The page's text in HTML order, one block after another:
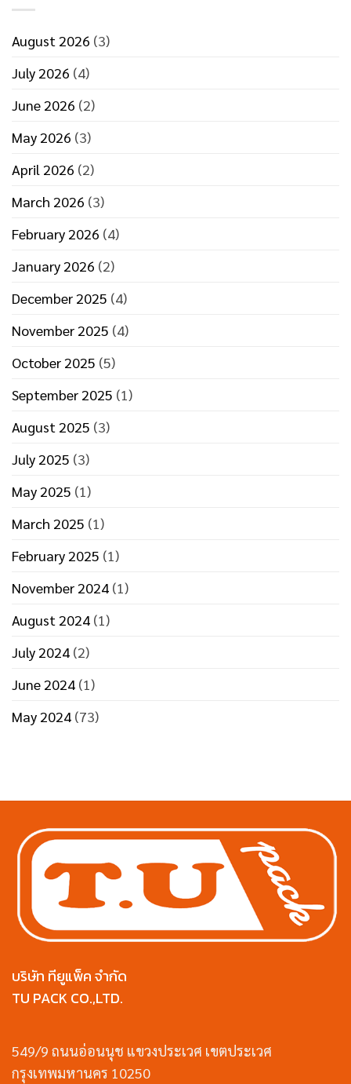
August 2026 (3)
July 2026 (4)
June 2026 (2)
May 2026 (3)
April 2026 (2)
March 2026 (3)
February 2026 (4)
January 2026 (2)
December 2025 (4)
November 2025 (4)
October 2025 (5)
September 2025 (1)
August 2025 (3)
July 2025 (3)
May 2025 (1)
March 2025 (1)
February 2025 (1)
November 2024 (1)
August 2024 (1)
July 2024 (2)
June 2024 (1)
May 2024 (73)
บริษัท ทียูแพ็ค จำกัด
TU PACK CO.,LTD.
549/9 ถนนอ่อนนุช แขวงประเวศ เขตประเวศ
กรุงเทพมหานคร 10250